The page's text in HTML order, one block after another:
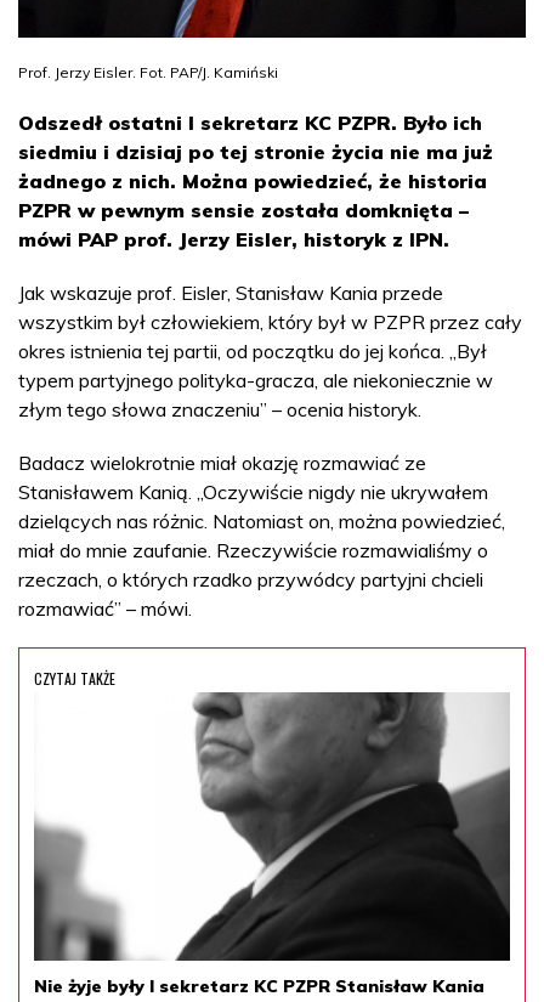
Prof. Jerzy Eisler. Fot. PAP/J. Kamiński
Odszedł ostatni I sekretarz KC PZPR. Było ich
siedmiu i dzisiaj po tej stronie życia nie ma już
żadnego z nich. Można powiedzieć, że historia
PZPR w pewnym sensie została domknięta –
mówi PAP prof. Jerzy Eisler, historyk z IPN.
Jak wskazuje prof. Eisler, Stanisław Kania przede
wszystkim był człowiekiem, który był w PZPR przez cały
okres istnienia tej partii, od początku do jej końca. „Był
typem partyjnego polityka-gracza, ale niekoniecznie w
złym tego słowa znaczeniu” – ocenia historyk.
Badacz wielokrotnie miał okazję rozmawiać ze
Stanisławem Kanią. „Oczywiście nigdy nie ukrywałem
dzielących nas różnic. Natomiast on, można powiedzieć,
miał do mnie zaufanie. Rzeczywiście rozmawialiśmy o
rzeczach, o których rzadko przywódcy partyjni chcieli
rozmawiać” – mówi.
CZYTAJ TAKŻE
Nie żyje były I sekretarz KC PZPR Stanisław Kania